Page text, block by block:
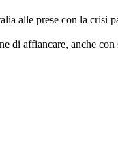
alle prese con la crisi
di affiancare, anche